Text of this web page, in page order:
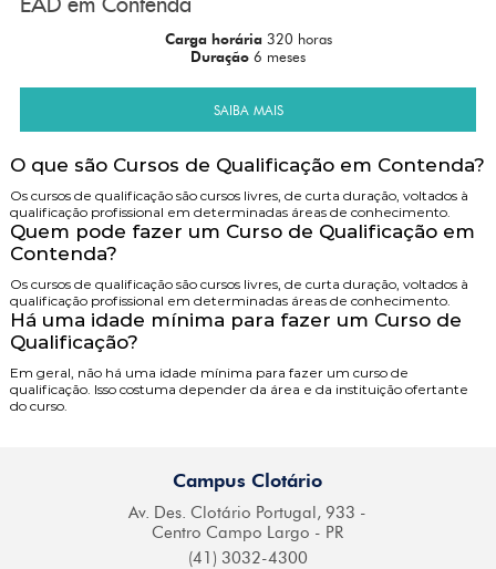
Carga horária 320 horas
Duração 6 meses
SAIBA MAIS
O que são Cursos de Qualificação em Contenda?
Os cursos de qualificação são cursos livres, de curta duração, voltados à
qualificação profissional em determinadas áreas de conhecimento.
Quem pode fazer um Curso de Qualificação em
Contenda?
Os cursos de qualificação são cursos livres, de curta duração, voltados à
qualificação profissional em determinadas áreas de conhecimento.
Há uma idade mínima para fazer um Curso de
Qualificação?
Em geral, não há uma idade mínima para fazer um curso de
qualificação. Isso costuma depender da área e da instituição ofertante
do curso.
Campus Clotário
Av. Des. Clotário Portugal, 933 -
Centro Campo Largo - PR
(41) 3032-4300